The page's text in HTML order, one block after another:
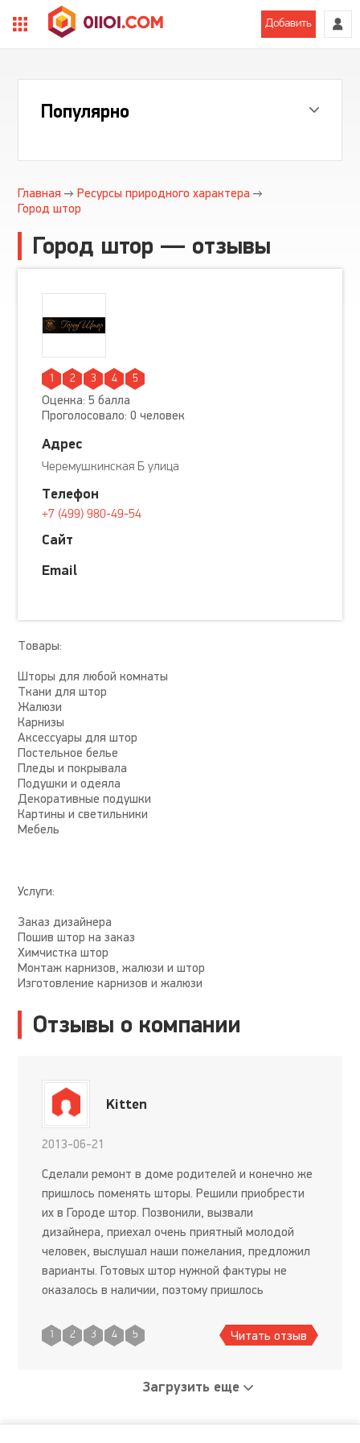
Добавить
Популярно
Главная
Ресурсы природного характера
Город штор
Город штор — отзывы
1 2 3 4 5
Оценка: 5 балла
Проголосовало: 0 человек
Адрес
Черемушкинская Б улица
Телефон
+7 (499) 980-49-54
Сайт
Email
Товары:
Шторы для любой комнаты
Ткани для штор
Жалюзи
Карнизы
Аксессуары для штор
Постельное белье
Пледы и покрывала
Подушки и одеяла
Декоративные подушки
Картины и светильники
Мебель
Услуги:
Заказ дизайнера
Пошив штор на заказ
Химчистка штор
Монтаж карнизов, жалюзи и штор
Изготовление карнизов и жалюзи
Отзывы о компании
Kitten
2013-06-21
Сделали ремонт в доме родителей и конечно же
пришлось поменять шторы. Решили приобрести
их в Городе штор. Позвонили, вызвали
дизайнера, приехал очень приятный молодой
человек, выслушал наши пожелания, предложил
варианты. Готовых штор нужной фактуры не
оказалось в наличии, поэтому пришлось
Понравилось, что выполнили заказ быстро
1 2 3 4 5 Читать отзыв
Загрузить еще